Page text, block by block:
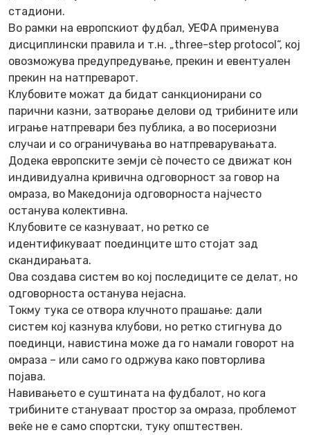
стадиони.
Во рамки на европскиот фудбал, УЕФА применува
дисциплински правила и т.н. „three-step protocol“, кој
овозможува предупредување, прекин и евентуален
прекин на натпреварот.
Клубовите можат да бидат санкционирани со
парични казни, затворање делови од трибините или
играње натпревари без публика, а во посериозни
случаи и со ограничувања во натпреварувањата.
Додека европските земји сè почесто се движат кон
индивидуална кривична одговорност за говор на
омраза, во Македонија одговорноста најчесто
останува колективна.
Клубовите се казнуваат, но ретко се
идентификуваат поединците што стојат зад
скандирањата.
Ова создава систем во кој последиците се делат, но
одговорноста останува нејасна.
Токму тука се отвора клучното прашање: дали
систем кој казнува клубови, но ретко стигнува до
поединци, навистина може да го намали говорот на
омраза – или само го одржува како повторлива
појава.
Навивањето е суштината на фудбалот, но кога
трибините стануваат простор за омраза, проблемот
веќе не е само спортски, туку општествен.